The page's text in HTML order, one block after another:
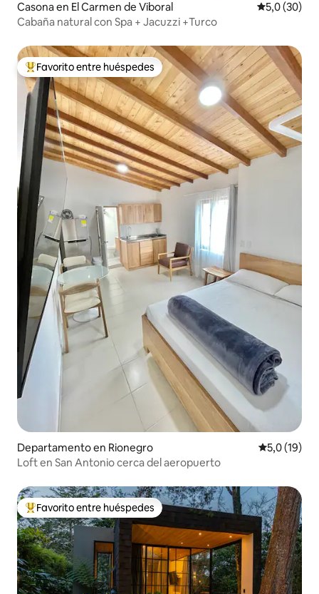
Casona en El Carmen de Viboral Calificación
5,0 (30)
Cabaña natural con Spa + Jacuzzi +Turco
Favorito entre los huéspedes más destacados
Favorito entre huéspedes
Departamento en Rionegro Calificación
5,0 (19)
Loft en San Antonio cerca del aeropuerto
Favorito entre los huéspedes más destacados
Favorito entre huéspedes